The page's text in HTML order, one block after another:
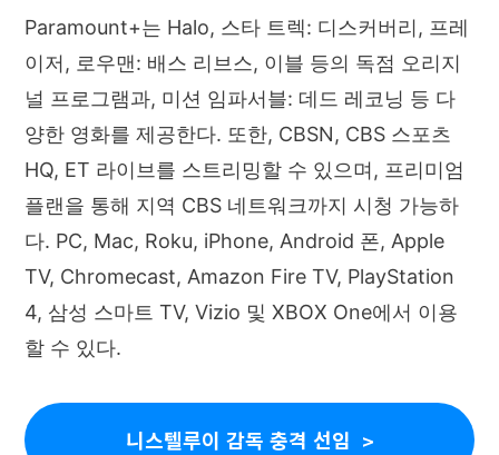
Paramount+는 Halo, 스타 트렉: 디스커버리, 프레
이저, 로우맨: 배스 리브스, 이블 등의 독점 오리지
널 프로그램과, 미션 임파서블: 데드 레코닝 등 다
양한 영화를 제공한다. 또한, CBSN, CBS 스포츠
HQ, ET 라이브를 스트리밍할 수 있으며, 프리미엄
플랜을 통해 지역 CBS 네트워크까지 시청 가능하
다. PC, Mac, Roku, iPhone, Android 폰, Apple
TV, Chromecast, Amazon Fire TV, PlayStation
4, 삼성 스마트 TV, Vizio 및 XBOX One에서 이용
할 수 있다.
니스텔루이 감독 충격 선임